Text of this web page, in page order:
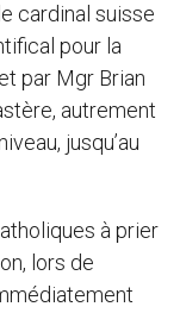
cardinal suisse
pour la
par Mgr Brian
autrement
jusqu’au
à prier
lors de